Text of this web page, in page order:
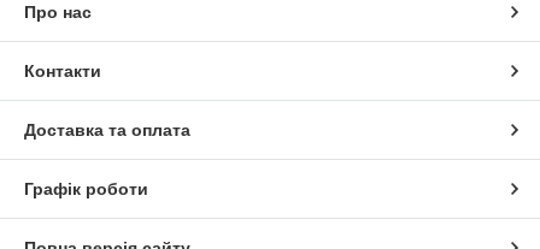
Про нас
Контакти
Доставка та оплата
Графік роботи